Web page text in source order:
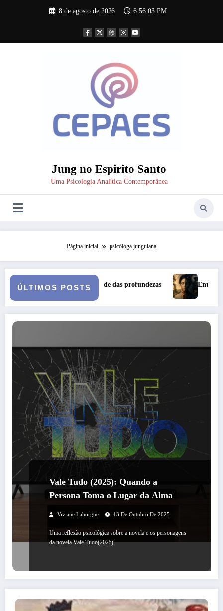
8 de agosto de 2026 6:56:04 PM
Jung no Espirito Santo
Uma Psicologia Analítica Contemporânea
Página inicial psicóloga junguiana
ÚLTIMOS POSTS
das profundezas Entre o Falso e o Não Vivido:
Vale Tudo (2025): Quando a
Persona Toma o Lugar da Alma
Viviane Lahorgue 13 De Outubro De 2025
Uma reflexão psicológica sobre a novela e os personagens
da novela Vale Tudo(2025)